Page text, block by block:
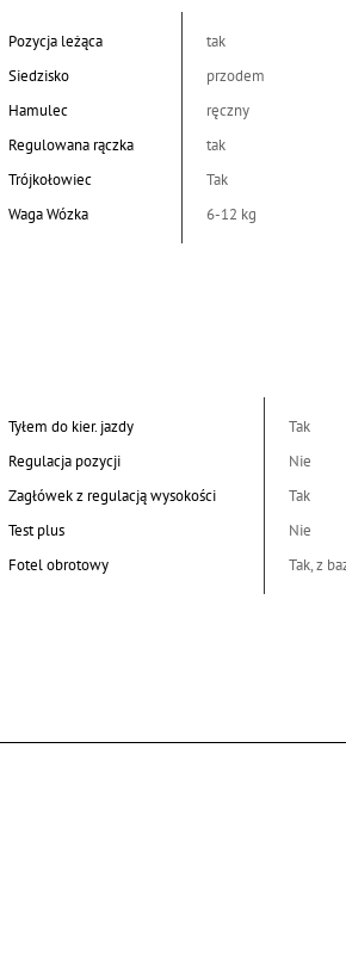
Pozycja leżąca
tak
Siedzisko
przodem
Hamulec
ręczny
Regulowana rączka
tak
Trójkołowiec
Tak
Waga Wózka
6-12 kg
Tyłem do kier. jazdy
Tak
Regulacja pozycji
Nie
Zagłówek z regulacją wysokości
Tak
Test plus
Nie
Fotel obrotowy
Tak, z